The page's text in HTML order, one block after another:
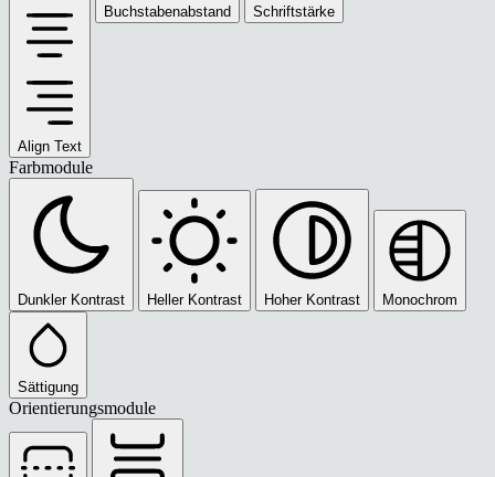
Align Text
Buchstabenabstand Schriftstärke
Farbmodule
Dunkler Kontrast Heller Kontrast Hoher Kontrast Monochrom
Sättigung
Orientierungsmodule